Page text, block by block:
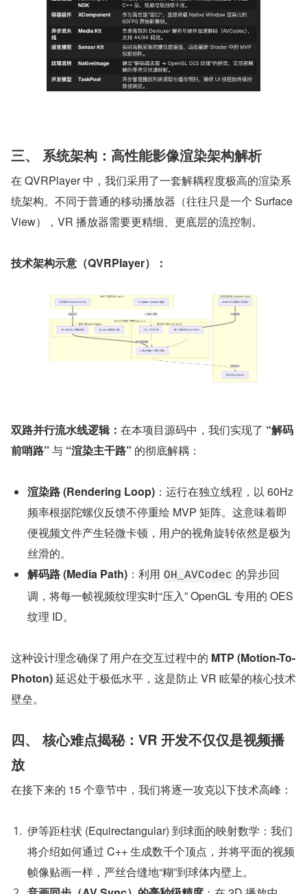
三、 系统架构：高性能影像渲染架构解析
在 QVRPlayer 中，我们采用了一套解耦程度极高的渲染系
统架构。不同于普通的移动播放器（往往只是一个 Surface
View），VR 播放器需要更精细、更底层的流控制。
技术架构示意（QVRPlayer）：
双路并行流水线逻辑： 在本项目源码中，我们实现了 “解码
前哨路” 与 “渲染主干路” 的彻底解耦：
渲染路 (Rendering Loop) ：运行在独立线程，以 60Hz
频率根据陀螺仪反馈不停重绘 MVP 矩阵。这意味着即
便视频文件产生轻微卡顿，用户的视角旋转依然是极为
丝滑的。
解码路 (Media Path) ：利用 OH_AVCodec 的异步回
调，将每一帧视频纹理实时“压入” OpenGL 专用的 OES
纹理 ID。
这种设计理念确保了用户在交互过程中的 MTP (Motion-To-
Photon) 延迟处于极低水平，这是防止 VR 眩晕的核心技术
壁垒。
四、 核心难点揭秘：VR 开发不仅仅是视频播
放
在接下来的 15 个章节中，我们将逐一攻克以下技术高峰：
伊等距柱状 (Equirectangular) 到球面的映射数学：我们
将介绍如何通过 C++ 生成数千个顶点，并将平面的视频
帧像贴画一样，严丝合缝地“糊”到球体内壁上。